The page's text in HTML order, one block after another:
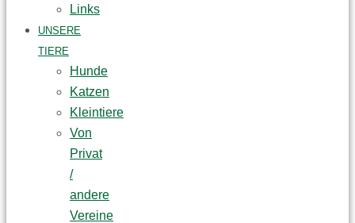
Links
UNSERE
TIERE
Hunde
Katzen
Kleintiere
Von
Privat
/
andere
Vereine